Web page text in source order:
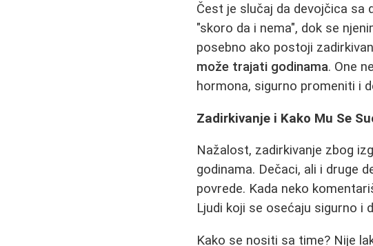
Čest je slučaj da devojčica sa
"skoro da i nema", dok se
posebno ako postoji
može trajati godinama. One
hormona, sigurno promeniti i
Zadirkivanje i Kako Mu Se
Nažalost, zadirkivanje zbog
godinama. Dečaci, ali i druge
povrede. Kada neko
Ljudi koji se osećaju sigurno i
Kako se nositi sa time? Nije